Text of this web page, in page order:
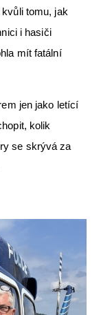
tomu, jak
i hasiči
mít fatální
jen jako letící
kolik
se skrývá za